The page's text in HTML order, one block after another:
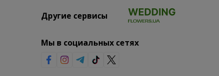
Другие сервисы
Мы в социальных сетях